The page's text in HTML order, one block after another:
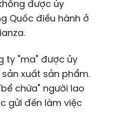
được ủy
Quốc điều hành ở
ty "ma" được ủy
xuất sản phẩm.
chứa" người lao
gửi đến làm việc